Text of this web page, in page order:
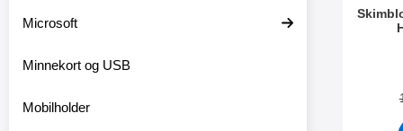
Microsoft
Minnekort og USB
Mobilholder